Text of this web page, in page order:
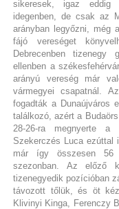
sikeresek, igaz eddig
idegenben, de csak az
arányban legyőzni, még
fájó vereséget
Debrecenben tizenegy
ellenben a
arányú vereség már
vármegyei csapatnál.
fogadták a Dunaújváros
találkozó, azért a
28-26-ra megnyerte a
Szekerczés Luca ezúttal
már így összesen 56
szezonban. Az előző
tizenegyedik pozícióban
távozott tőlük, és öt
Klivinyi Kinga, Ferenczy